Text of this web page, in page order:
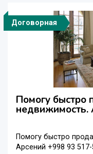
Договорная
Помогу быстро
недвижимость.
Помогу быстро
Арсений +998 93 517-